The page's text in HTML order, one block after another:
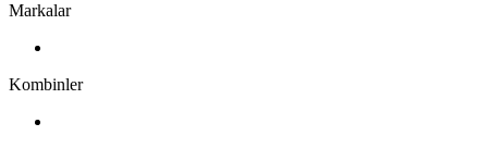
Markalar
Kombinler